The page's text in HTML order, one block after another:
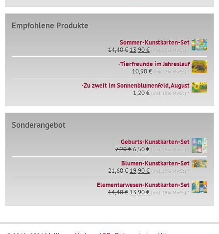
Empfohlene Produkte
Sommer-Kunstkarten-Set
14,40€ Ursprünglicher
Preis
war:
14,40 €
13,90€Aktueller
Preis
ist:
13,90 €.
(inkl. 19% MwSt.) *
∙Tierfreunde im Jahreslauf
10,90€ (inkl. 7% MwSt.) *
∙Zu zweit im Sonnenblumenfeld, August
1,20€ (inkl. 19% MwSt.) *
Sonderangebot
Geburts-Kunstkarten-Set
7,20€Ursprünglicher
Preis
war:
7,20 €
6,50€Aktueller
Preis
ist:
6,50 €.
(inkl. 19% MwSt.) *
Blumen-Kunstkarten-Set
21,60€ Ursprünglicher
Preis
war:
21,60 €
19,90€Aktueller
Preis
ist:
19,90 €.
(inkl. 19% MwSt.) *
Elementarwesen-Kunstkarten-Set
14,40€ Ursprünglicher
war:
13,90€Aktueller
ist:
(inkl. 19% MwSt.) *